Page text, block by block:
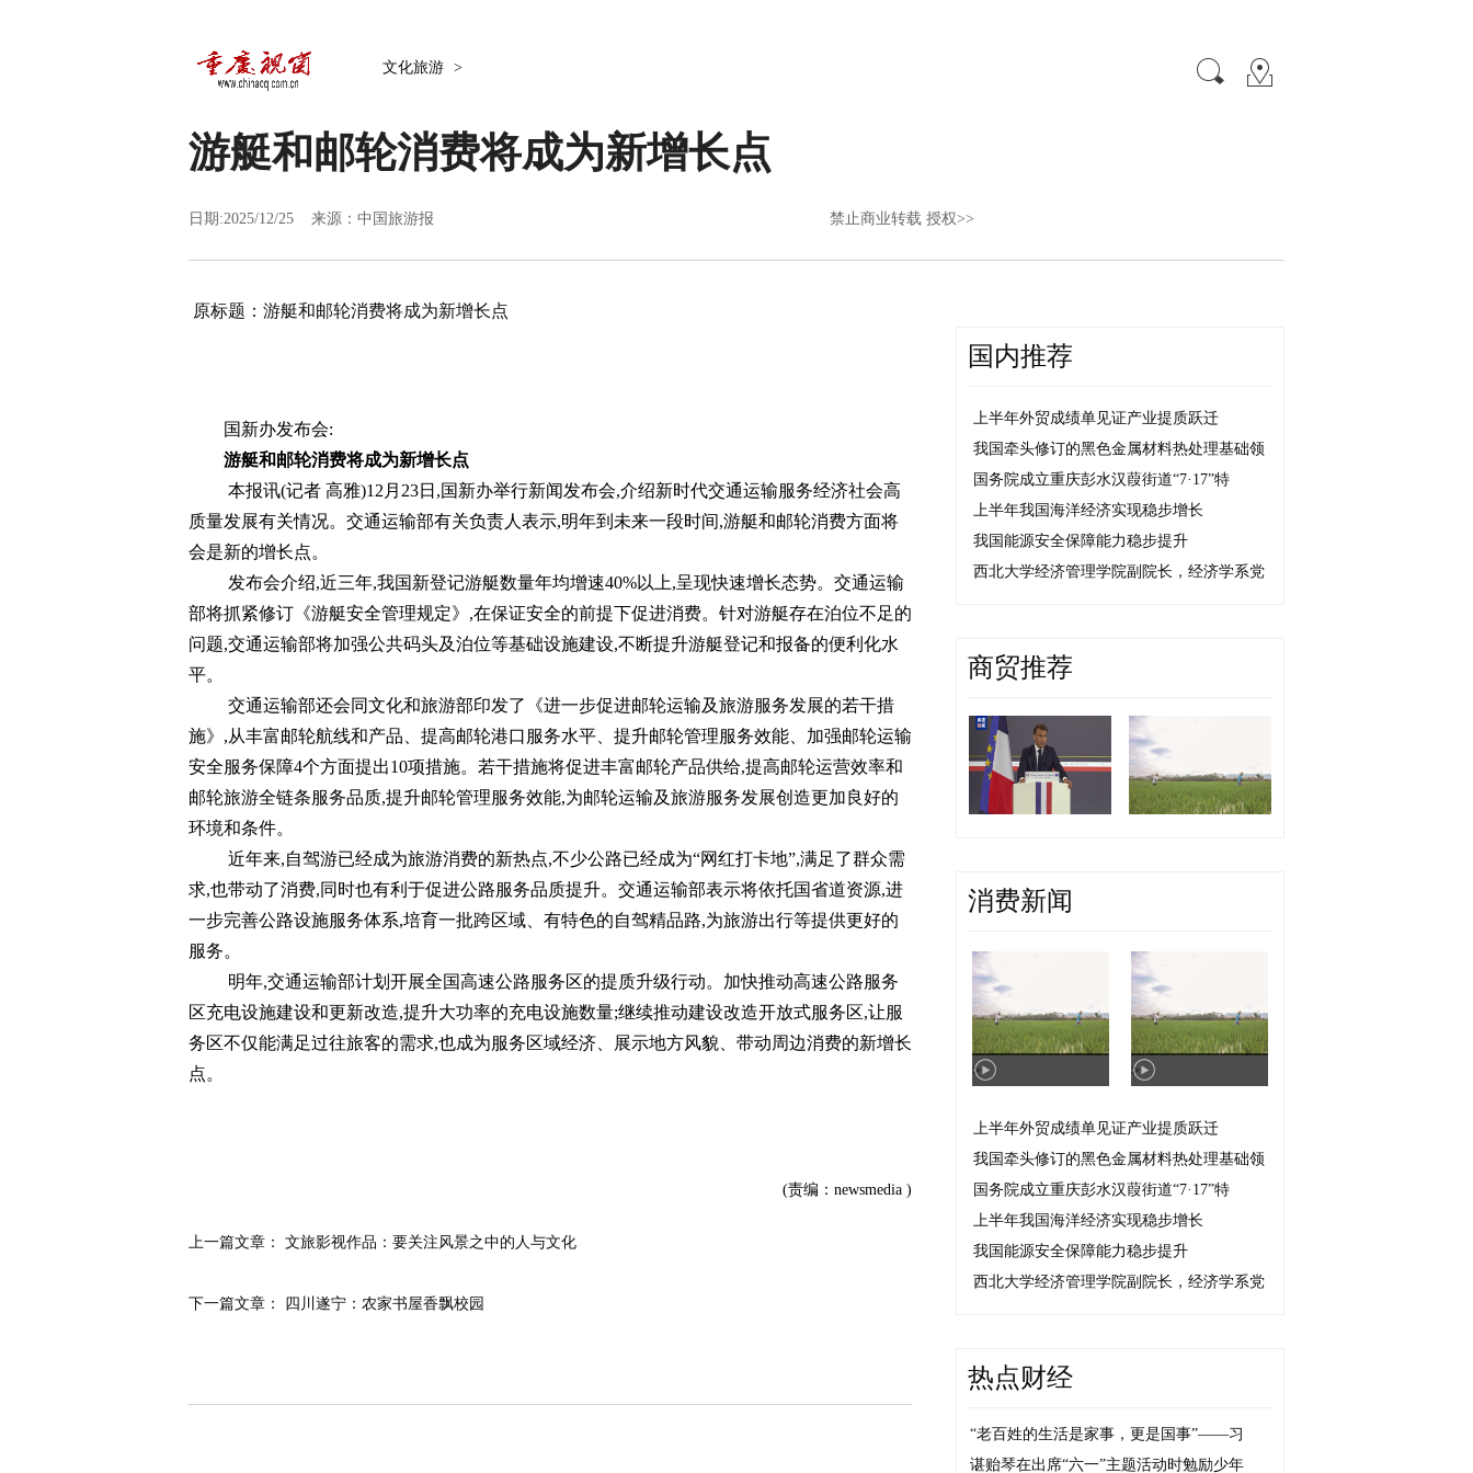
文化旅游 >
游艇和邮轮消费将成为新增长点
日期:2025/12/25 来源： 中国旅游报 禁止商业转载 授权>>
原标题：游艇和邮轮消费将成为新增长点
国新办发布会:
游艇和邮轮消费将成为新增长点
本报讯(记者 高雅)12月23日,国新办举行新闻发布会,介绍新时代交通运输服务经济社会高
质量发展有关情况。交通运输部有关负责人表示,明年到未来一段时间,游艇和邮轮消费方面将
会是新的增长点。
发布会介绍,近三年,我国新登记游艇数量年均增速40%以上,呈现快速增长态势。交通运输
部将抓紧修订《游艇安全管理规定》,在保证安全的前提下促进消费。针对游艇存在泊位不足的
问题,交通运输部将加强公共码头及泊位等基础设施建设,不断提升游艇登记和报备的便利化水
平。
交通运输部还会同文化和旅游部印发了《进一步促进邮轮运输及旅游服务发展的若干措
施》,从丰富邮轮航线和产品、提高邮轮港口服务水平、提升邮轮管理服务效能、加强邮轮运输
安全服务保障4个方面提出10项措施。若干措施将促进丰富邮轮产品供给,提高邮轮运营效率和
邮轮旅游全链条服务品质,提升邮轮管理服务效能,为邮轮运输及旅游服务发展创造更加良好的
环境和条件。
近年来,自驾游已经成为旅游消费的新热点,不少公路已经成为“网红打卡地”,满足了群众需
求,也带动了消费,同时也有利于促进公路服务品质提升。交通运输部表示将依托国省道资源,进
一步完善公路设施服务体系,培育一批跨区域、有特色的自驾精品路,为旅游出行等提供更好的
服务。
明年,交通运输部计划开展全国高速公路服务区的提质升级行动。加快推动高速公路服务
区充电设施建设和更新改造,提升大功率的充电设施数量;继续推动建设改造开放式服务区,让服
务区不仅能满足过往旅客的需求,也成为服务区域经济、展示地方风貌、带动周边消费的新增长
点。
(责编：newsmedia )
上一篇文章： 文旅影视作品：要关注风景之中的人与文化
下一篇文章： 四川遂宁：农家书屋香飘校园
国内推荐
上半年外贸成绩单见证产业提质跃迁
我国牵头修订的黑色金属材料热处理基础领
国务院成立重庆彭水汉葭街道“7·17”特
上半年我国海洋经济实现稳步增长
我国能源安全保障能力稳步提升
西北大学经济管理学院副院长，经济学系党
商贸推荐
消费新闻
> >
上半年外贸成绩单见证产业提质跃迁
我国牵头修订的黑色金属材料热处理基础领
国务院成立重庆彭水汉葭街道“7·17”特
上半年我国海洋经济实现稳步增长
我国能源安全保障能力稳步提升
西北大学经济管理学院副院长，经济学系党
热点财经
“老百姓的生活是家事，更是国事”——习
谌贻琴在出席“六一”主题活动时勉励少年